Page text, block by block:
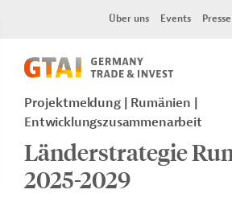
Über uns Events Presse
Projektmeldung
Rumänien
Entwicklungszusammenarbeit
Länderstrategie
2025-2029